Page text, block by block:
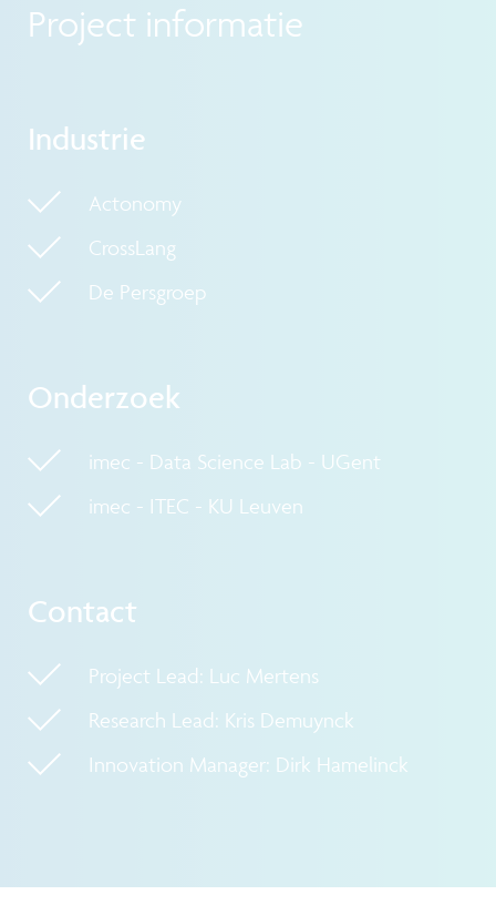
Project informatie
Industrie
Actonomy
CrossLang
De Persgroep
Onderzoek
imec - Data Science Lab - UGent
imec - ITEC - KU Leuven
Contact
Project Lead: Luc Mertens
Research Lead: Kris Demuynck
Innovation Manager: Dirk Hamelinck